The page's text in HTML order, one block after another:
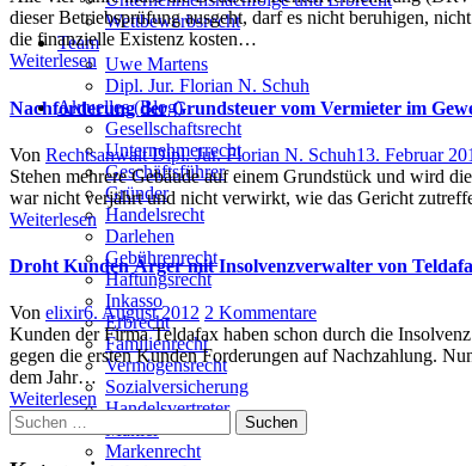
Wettbewerbsrecht
Team
Uwe Martens
Dipl. Jur. Florian N. Schuh
Aktuelles (Blog)
Gesellschaftsrecht
Unternehmerrecht
Geschäftsführer
Gründer
Handelsrecht
Darlehen
Gebührenrecht
Haftungsrecht
Inkasso
Erbrecht
Familienrecht
Vermögensrecht
Sozialversicherung
Handelsvertreter
Makler
Markenrecht
dieser Betriebsprüfung ausgeht, darf es nicht beruhigen,
die finanzielle Existenz kosten…
Weiterlesen
Nachforderung der Grundsteuer vom Vermieter im
Author
Von Rechtsanwalt Dipl. Jur. Florian N. SchuhPosted
on
13. Februar
Stehen mehrere Gebäude auf einem Grundstück und wird
war nicht verjährt und nicht verwirkt, wie das Gericht
Weiterlesen
Droht Kunden Ärger mit Insolvenzverwalter von
Author
Von elixirPosted
on
6. August 2012 2 Kommentarezu
Droht
Kunden
Kunden der Firma Teldafax haben schon durch die
gegen die ersten Kunden Forderungen auf Nachzahlung.
dem Jahr…
Weiterlesen
Suchen
nach: